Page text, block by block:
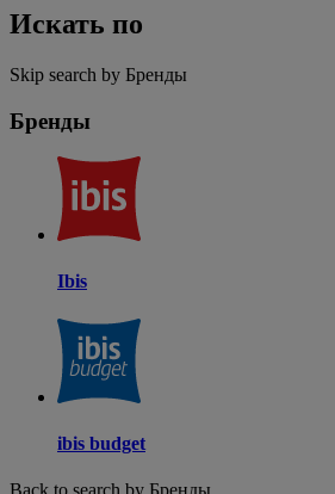
Искать по
Skip search by Бренды
Бренды
Ibis
ibis budget